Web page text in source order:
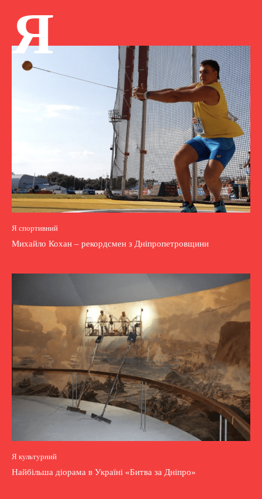
Я
Я спортивний
Михайло Кохан – рекордсмен з Дніпропетровщини
Я культурний
Найбільша діорама в Україні «Битва за Дніпро»